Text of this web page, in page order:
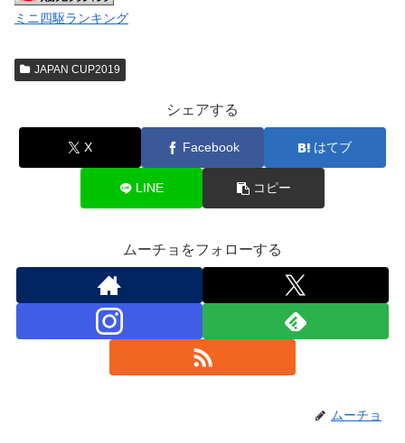
ミニ四駆ランキング
JAPAN CUP2019
シェアする
X Facebook はてブ
LINE コピー
ムーチョをフォローする
ムーチョ